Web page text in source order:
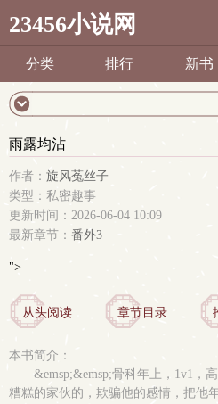
23456小说网
分类 排行 新书
雨露均沾
作者： 旋风菟丝子
类型：私密趣事
更新时间：2026-06-04 10:09
最新章节： 番外3
">
从头阅读 章节目录
本书简介：
&emsp;&emsp;骨科年上，1v1，
糟糕的家伙的，欺骗他的感情，把他